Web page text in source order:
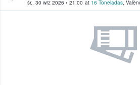
śr., 30 wrz 2026 • 21:00 at 16 Toneladas,